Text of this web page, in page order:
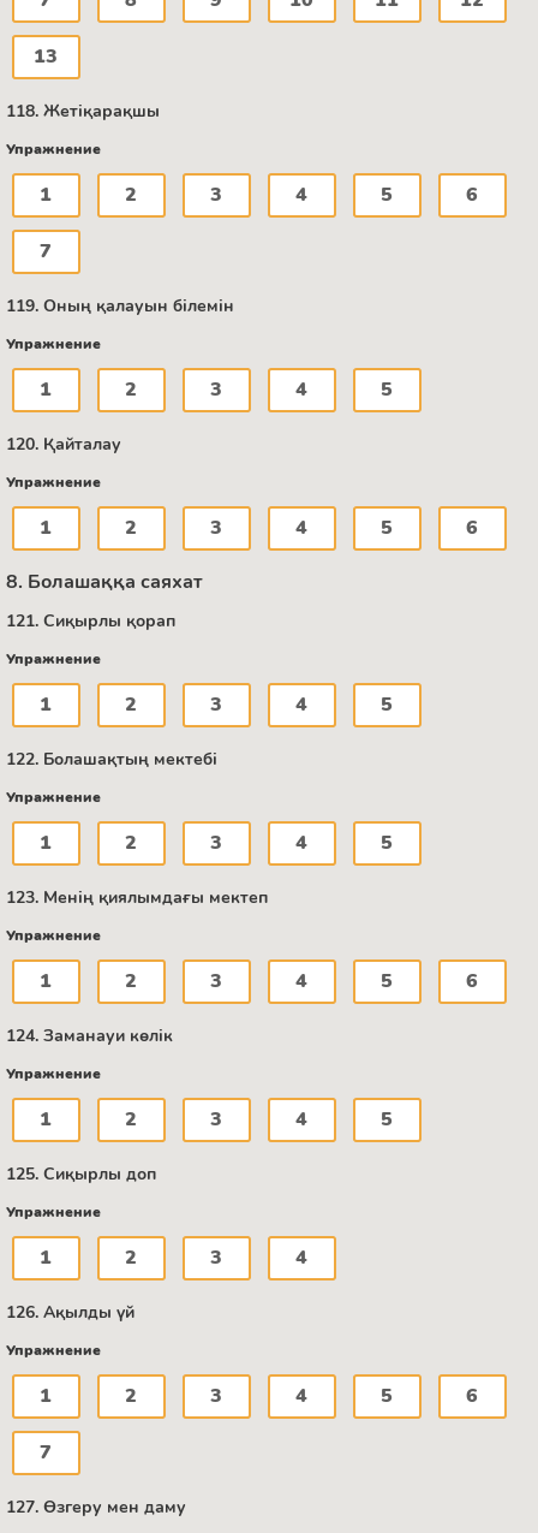
13
118. Жетіқарақшы
Упражнение
1 2 3 4 5 6
7
119. Оның қалауын білемін
Упражнение
1 2 3 4 5
120. Қайталау
Упражнение
1 2 3 4 5 6
8. Болашаққа саяхат
121. Сиқырлы қорап
Упражнение
1 2 3 4 5
122. Болашақтың мектебі
Упражнение
1 2 3 4 5
123. Менің қиялымдағы мектеп
Упражнение
1 2 3 4 5 6
124. Заманауи көлік
Упражнение
1 2 3 4 5
125. Сиқырлы доп
Упражнение
1 2 3 4
126. Ақылды үй
Упражнение
1 2 3 4 5 6
7
127. Өзгеру мен даму